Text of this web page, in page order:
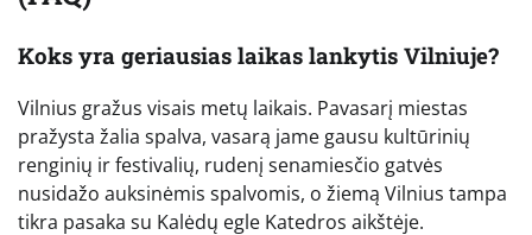
Koks yra geriausias laikas lankytis Vilniuje?
Vilnius gražus visais metų laikais. Pavasarį miestas
pražysta žalia spalva, vasarą jame gausu kultūrinių
renginių ir festivalių, rudenį senamiesčio gatvės
nusidažo auksinėmis spalvomis, o žiemą Vilnius tampa
tikra pasaka su Kalėdų egle Katedros aikštėje.